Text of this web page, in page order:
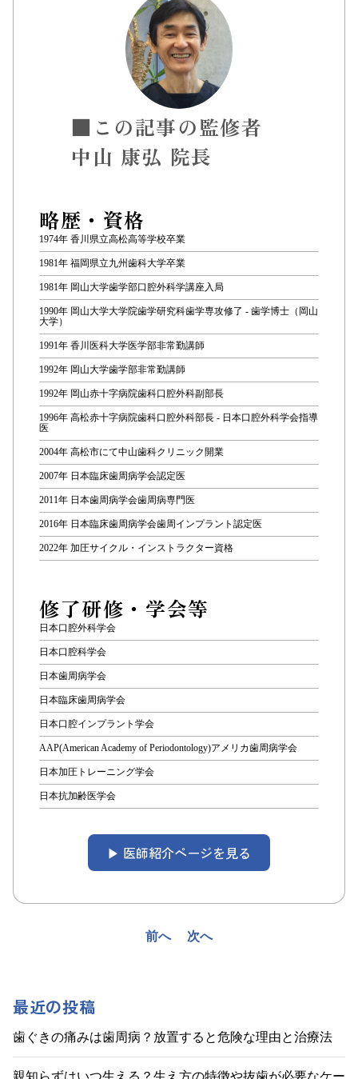
■この記事の監修者
中山 康弘 院長
略歴・資格
1974年 香川県立高松高等学校卒業
1981年 福岡県立九州歯科大学卒業
1981年 岡山大学歯学部口腔外科学講座入局
1990年 岡山大学大学院歯学研究科歯学専攻修了 - 歯学博士（岡山
大学）
1991年 香川医科大学医学部非常勤講師
1992年 岡山大学歯学部非常勤講師
1992年 岡山赤十字病院歯科口腔外科副部長
1996年 高松赤十字病院歯科口腔外科部長 - 日本口腔外科学会指導
医
2004年 高松市にて中山歯科クリニック開業
2007年 日本臨床歯周病学会認定医
2011年 日本歯周病学会歯周病専門医
2016年 日本臨床歯周病学会歯周インプラント認定医
2022年 加圧サイクル・インストラクター資格
修了研修・学会等
日本口腔外科学会
日本口腔科学会
日本歯周病学会
日本臨床歯周病学会
日本口腔インプラント学会
AAP(American Academy of Periodontology)アメリカ歯周病学会
日本加圧トレーニング学会
日本抗加齢医学会
▶︎ 医師紹介ページを見る
ナ
ビ
前へ 次へ
最近の投稿
歯ぐきの痛みは歯周病？放置すると危険な理由と治療法
親知らずはいつ生える？生え方の特徴や抜歯が必要なケー